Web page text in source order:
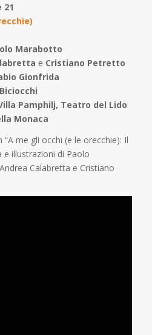
Marabotto
e Cristiano Petretto
Gionfrida
Pamphilj, Teatro del Lido
Monaca
me gli occhi (e le orecchie): Il
e illustrazioni di Paolo
Calabretta e Cristiano